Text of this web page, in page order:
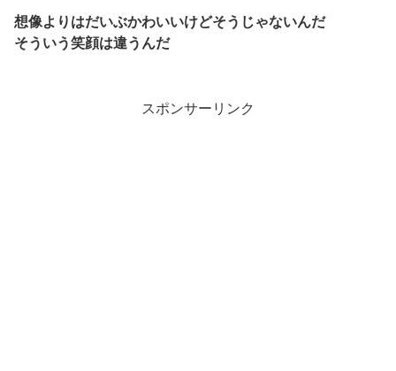
想像よりはだいぶかわいいけどそうじゃないんだ
そういう笑顔は違うんだ
スポンサーリンク